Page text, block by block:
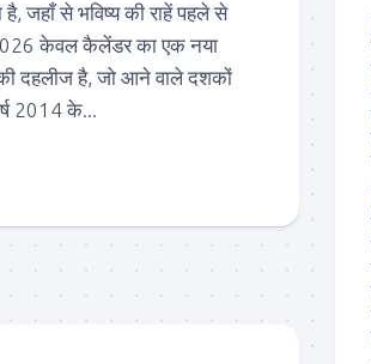
जहाँ से भविष्य की राहें पहले से
केवल कैलेंडर का एक नया
की दहलीज है, जो आने वाले दशकों
2014 के...